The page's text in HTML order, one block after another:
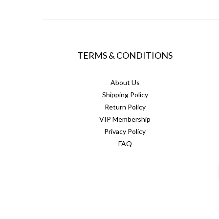
TERMS & CONDITIONS
About Us
Shipping Policy
Return Policy
VIP Membership
Privacy Policy
FAQ